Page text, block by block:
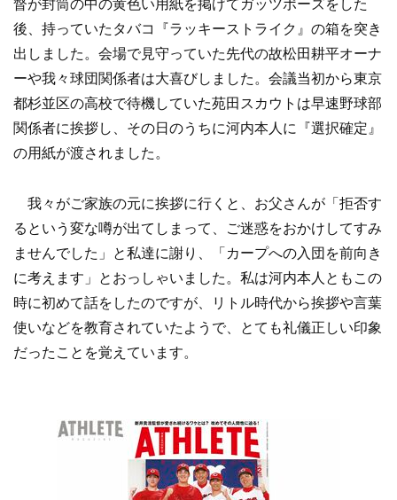
督が封筒の中の黄色い用紙を掲げてガッツポーズをした
後、持っていたタバコ『ラッキーストライク』の箱を突き
出しました。会場で見守っていた先代の故松田耕平オーナ
ーや我々球団関係者は大喜びしました。会議当初から東京
都杉並区の高校で待機していた苑田スカウトは早速野球部
関係者に挨拶し、その日のうちに河内本人に『選択確定』
の用紙が渡されました。
我々がご家族の元に挨拶に行くと、お父さんが「拒否す
るという変な噂が出てしまって、ご迷惑をおかけしてすみ
ませんでした」と私達に謝り、「カープへの入団を前向き
に考えます」とおっしゃいました。私は河内本人ともこの
時に初めて話をしたのですが、リトル時代から挨拶や言葉
使いなどを教育されていたようで、とても礼儀正しい印象
だったことを覚えています。